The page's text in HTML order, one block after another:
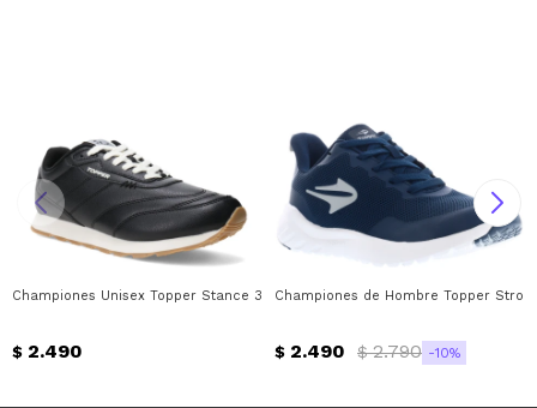
Championes Unisex Topper Stance 3 Topper - Negro
$ 2.490
Championes de Hombre Topper
$ 2.490 $ 2.790 10